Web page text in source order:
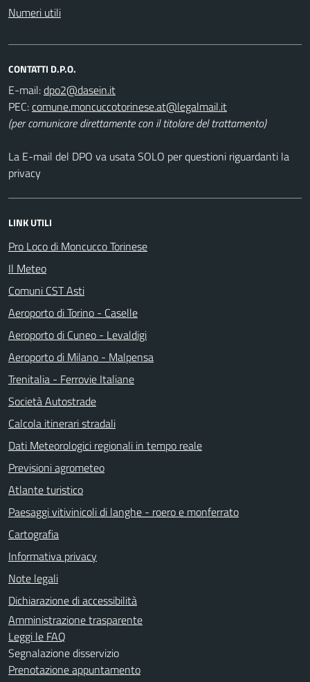
Numeri utili
CONTATTI D.P.O.
E-mail:dpo2@dasein.it
PEC:comune.moncuccotorinese.at@legalmail.it
(per comunicare direttamente con il titolare del trattamento)
La E-mail del DPO va usata SOLO per questioni riguardanti la
privacy
LINK UTILI
Pro Loco di Moncucco Torinese
Il Meteo
Comuni CST Asti
Aeroporto di Torino - Caselle
Aeroporto di Cuneo - Levaldigi
Aeroporto di Milano - Malpensa
Trenitalia - Ferrovie Italiane
Società Autostrade
Calcola itinerari stradali
Dati Meteorologici regionali in tempo reale
Previsioni agrometeo
Atlante turistico
Paesaggi vitivinicoli di langhe - roero e monferrato
Cartografia
Informativa privacy
Note legali
Dichiarazione di accessibilità
Amministrazione trasparente
Leggi le FAQ
Segnalazione disservizio
Prenotazione appuntamento